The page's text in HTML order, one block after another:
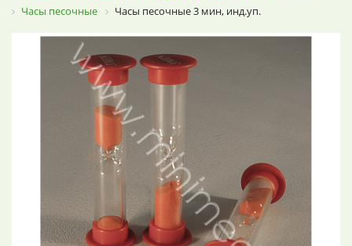
Часы песочные
Часы песочные 3 мин, инд.уп.